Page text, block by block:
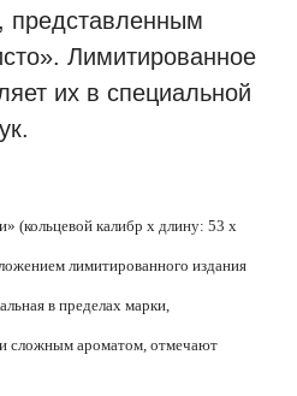
представленным
Лимитированное
их в специальной
(кольцевой калибр x длину: 53 x
лимитированного издания
в пределах марки,
сложным ароматом, отмечают